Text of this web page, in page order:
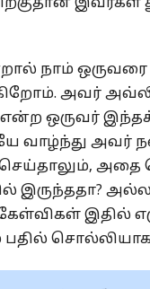
இவர்கள்
நாம்
அவர்
ஒருவர் இந்தக்
வாழ்ந்து
அதை
இருந்ததா?
இதில்